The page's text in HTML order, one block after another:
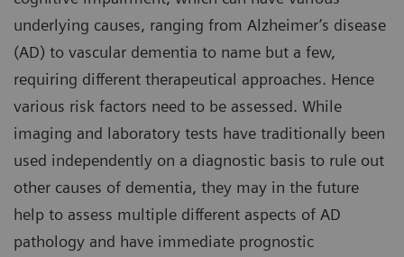
underlying causes, ranging from Alzheimer’s disease
(AD) to vascular dementia to name but a few,
requiring different therapeutical approaches. Hence
various risk factors need to be assessed. While
imaging and laboratory tests have traditionally been
used independently on a diagnostic basis to rule out
other causes of dementia, they may in the future
help to assess multiple different aspects of AD
pathology and have immediate prognostic